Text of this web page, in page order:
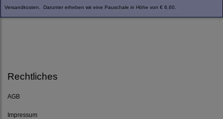
Versandkosten. Darunter erheben wir eine Pauschale in Höhe von € 6,60.
Rechtliches
AGB
Impressum